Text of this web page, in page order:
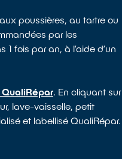
poussières, au tartre ou
par les
fois par an, à l’aide d’un
. En cliquant sur
lave-vaisselle, petit
et labellisé QualiRépar.